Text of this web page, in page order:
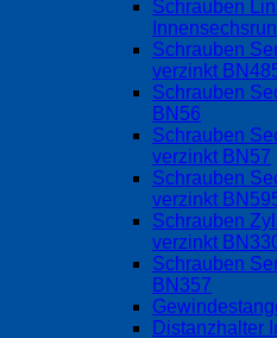
Schrauben
Schrauben
verzinkt
Schrauben
BN56
Schrauben
verzinkt BN57
Schrauben
verzinkt
Schrauben
verzinkt
Schrauben
BN357
Distanzhalter